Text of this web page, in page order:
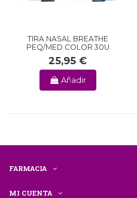
TIRA NASAL BREATHE
PEQ/MED COLOR 30U
25,95 €
Añadir
FARMACIA
MI CUENTA